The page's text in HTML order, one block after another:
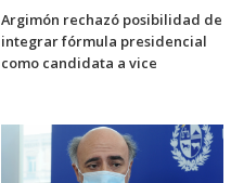
Argimón rechazó posibilidad de
integrar fórmula presidencial
como candidata a vice